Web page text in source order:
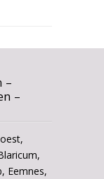
–
–
Eemnes,